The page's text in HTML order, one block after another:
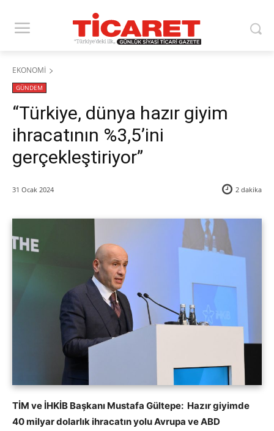
EKONOMİ
GÜNDEM
“Türkiye, dünya hazır giyim
ihracatının %3,5’ini
gerçekleştiriyor”
31 Ocak 2024 2 dakika
TİM ve İHKİB Başkanı Mustafa Gültepe: Hazır giyimde
40 milyar dolarlık ihracatın yolu Avrupa ve ABD